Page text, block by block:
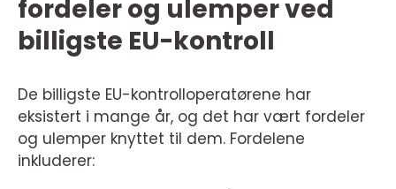
fordeler og ulemper ved
billigste EU-kontroll
De billigste EU-kontrolloperatørene har
eksistert i mange år, og det har vært fordeler
og ulemper knyttet til dem. Fordelene
inkluderer: